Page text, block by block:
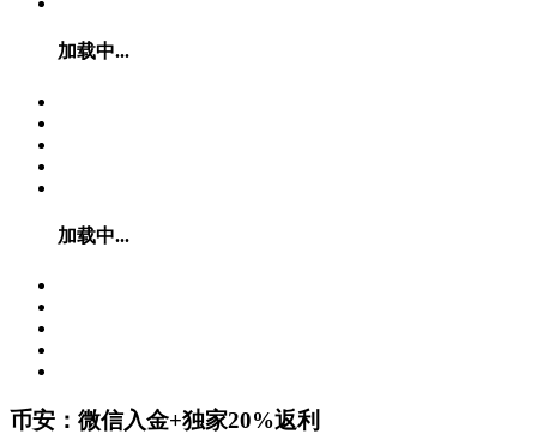
加载中...
加载中...
币安：微信入金+独家20%返利